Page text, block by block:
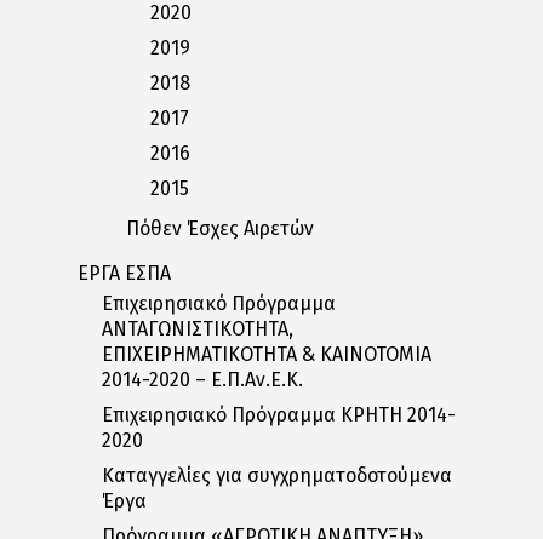
2020
2019
2018
2017
2016
2015
Πόθεν Έσχες Αιρετών
ΕΡΓΑ ΕΣΠΑ
Επιχειρησιακό Πρόγραμμα
ΑΝΤΑΓΩΝΙΣΤΙΚΟΤΗΤΑ,
ΕΠΙΧΕΙΡΗΜΑΤΙΚΟΤΗΤΑ & ΚΑΙΝΟΤΟΜΙΑ
2014-2020 – Ε.Π.Αν.Ε.Κ.
Επιχειρησιακό Πρόγραμμα ΚΡΗΤΗ 2014-
2020
Καταγγελίες για συγχρηματοδοτούμενα
Έργα